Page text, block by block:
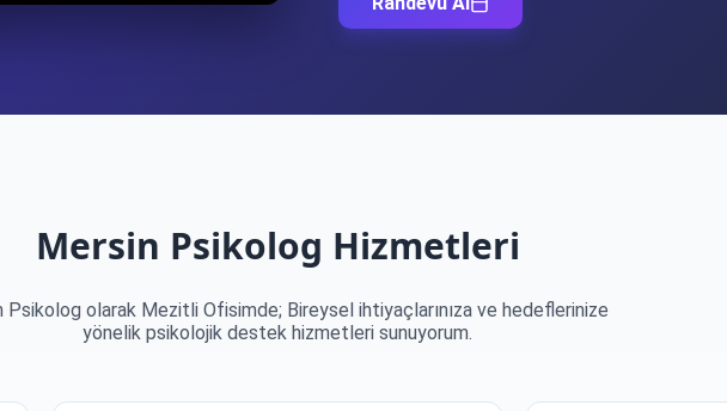
Mersin Psikolog Hizmetleri
Psikolog olarak Mezitli Ofisimde; Bireysel ihtiyaçlarınıza ve hedeflerinize
yönelik psikolojik destek hizmetleri sunuyorum.